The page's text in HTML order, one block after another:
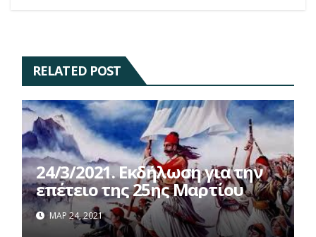
RELATED POST
24/3/2021. Εκδήλωση για την
επέτειο της 25ης Μαρτίου
ΜΑΡ 24, 2021